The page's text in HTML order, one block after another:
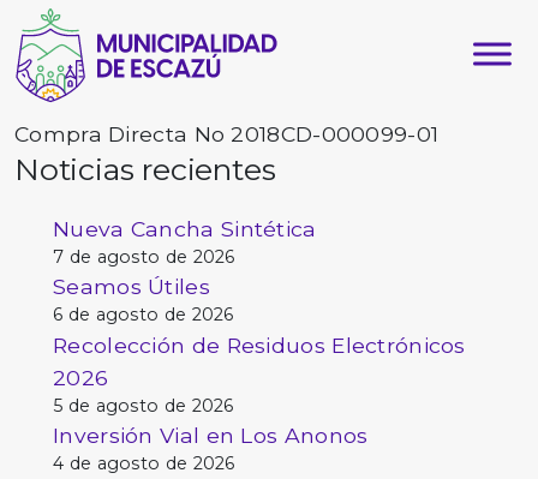
Compra Directa No 2018CD-000099-01
Noticias recientes
Nueva Cancha Sintética
7 de agosto de 2026
Seamos Útiles
6 de agosto de 2026
Recolección de Residuos Electrónicos
2026
5 de agosto de 2026
Inversión Vial en Los Anonos
4 de agosto de 2026